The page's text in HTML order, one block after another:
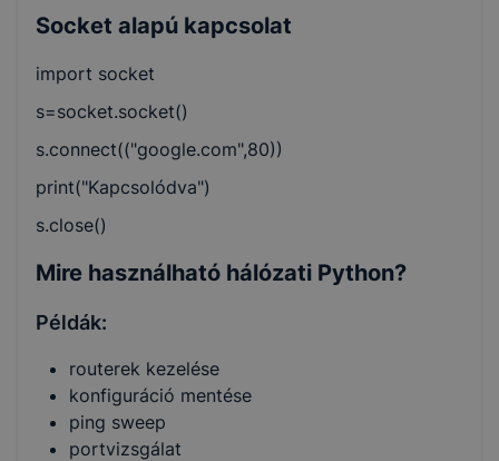
Socket alapú kapcsolat
import socket
s=socket.socket()
s.connect(("google.com",80))
print("Kapcsolódva")
s.close()
Mire használható hálózati Python?
Példák:
routerek kezelése
konfiguráció mentése
ping sweep
portvizsgálat